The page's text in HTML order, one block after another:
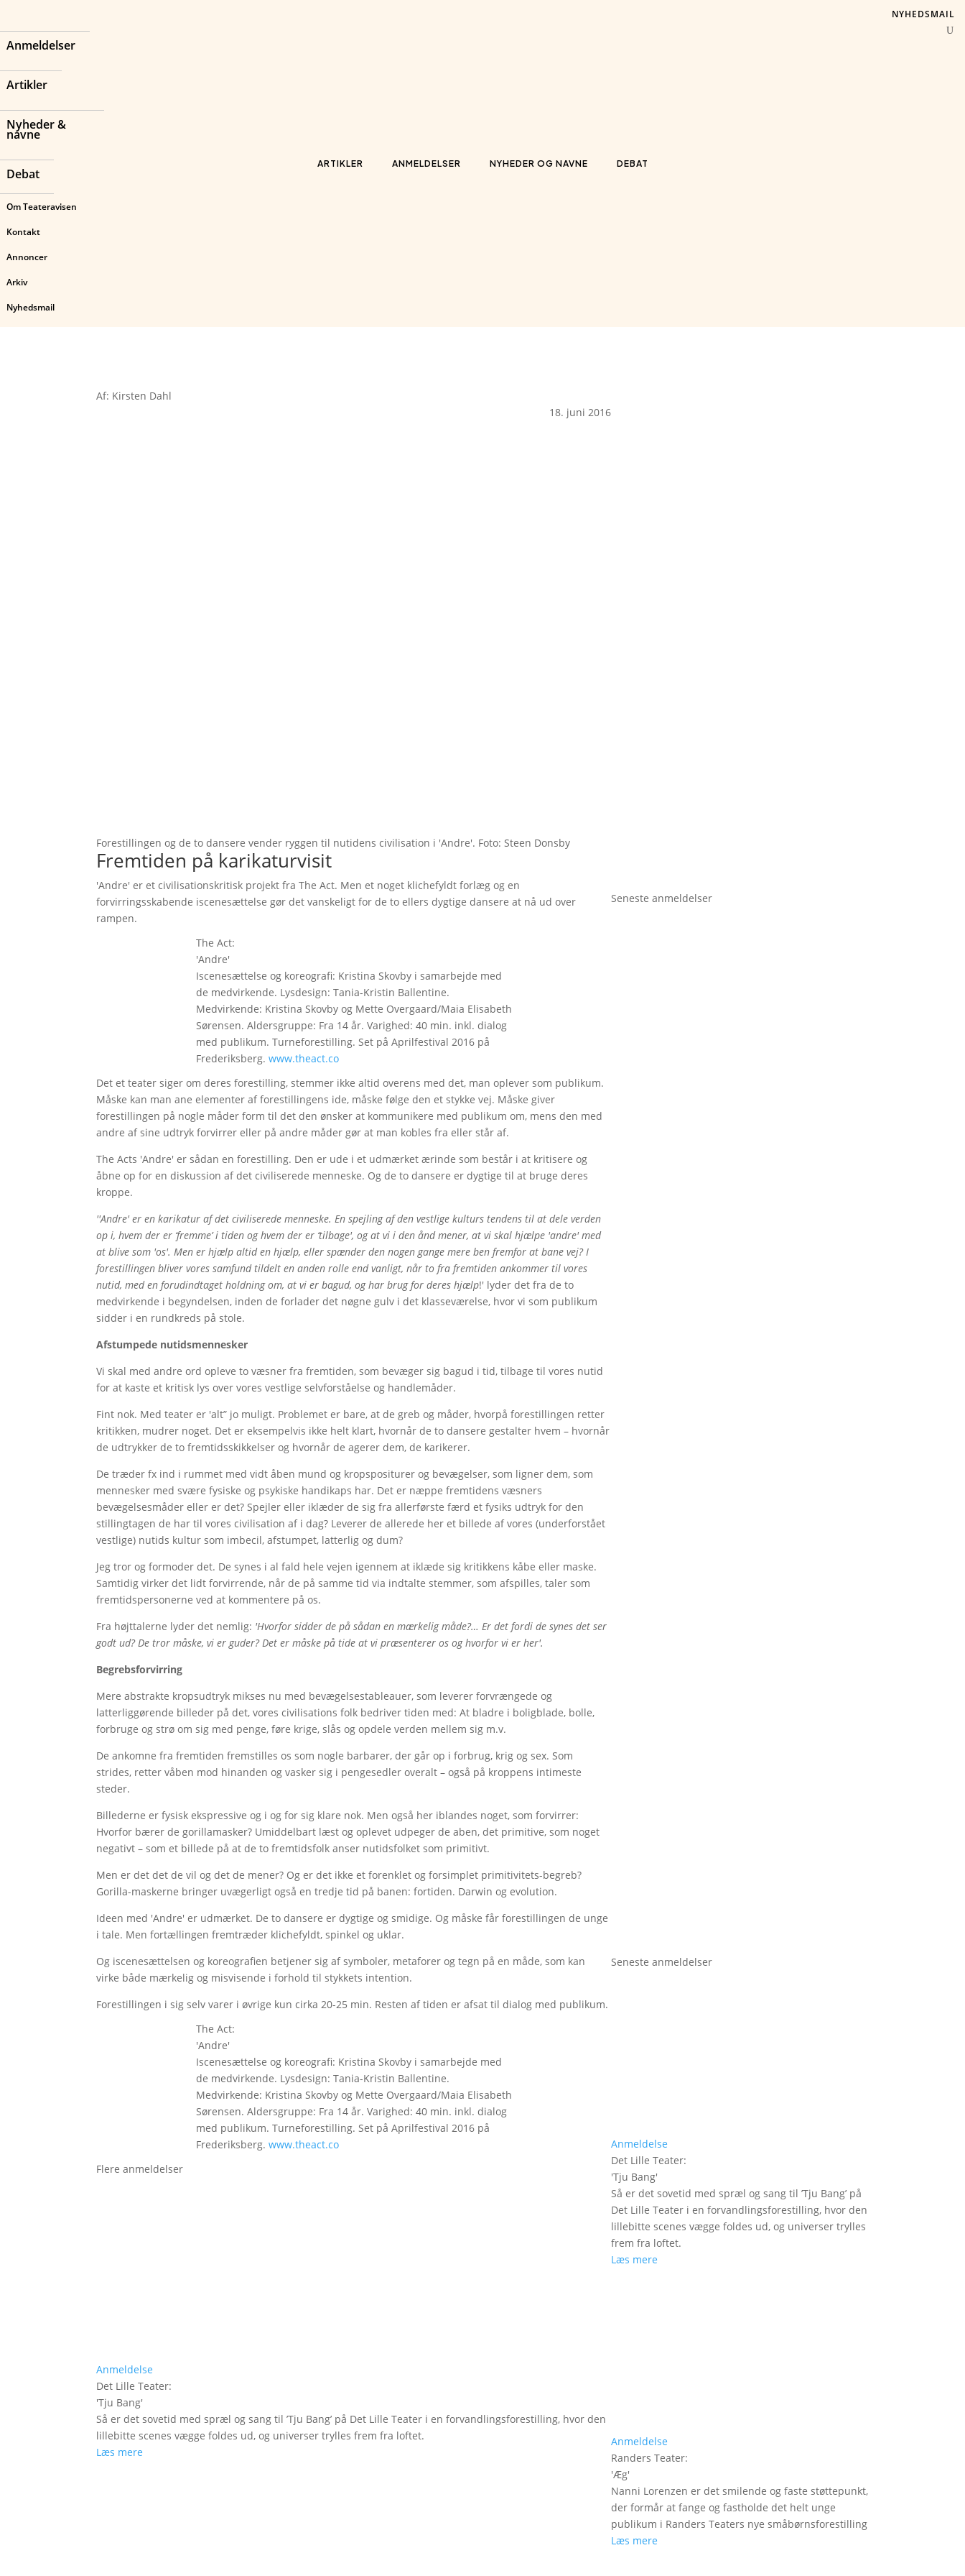
Anmeldelser
Artikler
Nyheder &
navne
Debat
Om Teateravisen
Kontakt
Annoncer
Arkiv
Nyhedsmail
ARTIKLER ANMELDELSER NYHEDER OG NAVNE DEBAT
NYHEDSMAIL
Af: Kirsten Dahl
18. juni 2016
Forestillingen og de to dansere vender ryggen til nutidens civilisation i 'Andre'. Foto: Steen Donsby
Fremtiden på karikaturvisit
'Andre' er et civilisationskritisk projekt fra The Act. Men et noget klichefyldt forlæg og en
forvirringsskabende iscenesættelse gør det vanskeligt for de to ellers dygtige dansere at nå ud over
rampen.
The Act:
'Andre'
Iscenesættelse og koreografi: Kristina Skovby i samarbejde med
de medvirkende. Lysdesign: Tania-Kristin Ballentine.
Medvirkende: Kristina Skovby og Mette Overgaard/Maia Elisabeth
Sørensen. Aldersgruppe: Fra 14 år. Varighed: 40 min. inkl. dialog
med publikum. Turneforestilling. Set på Aprilfestival 2016 på
Frederiksberg. www.theact.co
Det et teater siger om deres forestilling, stemmer ikke altid overens med det, man oplever som publikum.
Måske kan man ane elementer af forestillingens ide, måske følge den et stykke vej. Måske giver
forestillingen på nogle måder form til det den ønsker at kommunikere med publikum om, mens den med
andre af sine udtryk forvirrer eller på andre måder gør at man kobles fra eller står af.
The Acts 'Andre' er sådan en forestilling. Den er ude i et udmærket ærinde som består i at kritisere og
åbne op for en diskussion af det civiliserede menneske. Og de to dansere er dygtige til at bruge deres
kroppe.
''Andre' er en karikatur af det civiliserede menneske. En spejling af den vestlige kulturs tendens til at dele verden
op i, hvem der er ‘fremme’ i tiden og hvem der er ‘tilbage', og at vi i den ånd mener, at vi skal hjælpe 'andre' med
at blive som 'os'. Men er hjælp altid en hjælp, eller spænder den nogen gange mere ben fremfor at bane vej? I
forestillingen bliver vores samfund tildelt en anden rolle end vanligt, når to fra fremtiden ankommer til vores
nutid, med en forudindtaget holdning om, at vi er bagud, og har brug for deres hjælp!' lyder det fra de to
medvirkende i begyndelsen, inden de forlader det nøgne gulv i det klasseværelse, hvor vi som publikum
sidder i en rundkreds på stole.
Afstumpede nutidsmennesker
Vi skal med andre ord opleve to væsner fra fremtiden, som bevæger sig bagud i tid, tilbage til vores nutid
for at kaste et kritisk lys over vores vestlige selvforståelse og handlemåder.
Fint nok. Med teater er 'alt” jo muligt. Problemet er bare, at de greb og måder, hvorpå forestillingen retter
kritikken, mudrer noget. Det er eksempelvis ikke helt klart, hvornår de to dansere gestalter hvem – hvornår
de udtrykker de to fremtidsskikkelser og hvornår de agerer dem, de karikerer.
De træder fx ind i rummet med vidt åben mund og kropspositurer og bevægelser, som ligner dem, som
mennesker med svære fysiske og psykiske handikaps har. Det er næppe fremtidens væsners
bevægelsesmåder eller er det? Spejler eller iklæder de sig fra allerførste færd et fysiks udtryk for den
stillingtagen de har til vores civilisation af i dag? Leverer de allerede her et billede af vores (underforstået
vestlige) nutids kultur som imbecil, afstumpet, latterlig og dum?
Jeg tror og formoder det. De synes i al fald hele vejen igennem at iklæde sig kritikkens kåbe eller maske.
Samtidig virker det lidt forvirrende, når de på samme tid via indtalte stemmer, som afspilles, taler som
fremtidspersonerne ved at kommentere på os.
Fra højttalerne lyder det nemlig: 'Hvorfor sidder de på sådan en mærkelig måde?… Er det fordi de synes det ser
godt ud? De tror måske, vi er guder? Det er måske på tide at vi præsenterer os og hvorfor vi er her'.
Begrebsforvirring
Mere abstrakte kropsudtryk mikses nu med bevægelsestableauer, som leverer forvrængede og
latterliggørende billeder på det, vores civilisations folk bedriver tiden med: At bladre i boligblade, bolle,
forbruge og strø om sig med penge, føre krige, slås og opdele verden mellem sig m.v.
De ankomne fra fremtiden fremstilles os som nogle barbarer, der går op i forbrug, krig og sex. Som
strides, retter våben mod hinanden og vasker sig i pengesedler overalt – også på kroppens intimeste
steder.
Billederne er fysisk ekspressive og i og for sig klare nok. Men også her iblandes noget, som forvirrer:
Hvorfor bærer de gorillamasker? Umiddelbart læst og oplevet udpeger de aben, det primitive, som noget
negativt – som et billede på at de to fremtidsfolk anser nutidsfolket som primitivt.
Men er det det de vil og det de mener? Og er det ikke et forenklet og forsimplet primitivitets-begreb?
Gorilla-maskerne bringer uvægerligt også en tredje tid på banen: fortiden. Darwin og evolution.
Ideen med 'Andre' er udmærket. De to dansere er dygtige og smidige. Og måske får forestillingen de unge
i tale. Men fortællingen fremtræder klichefyldt, spinkel og uklar.
Og iscenesættelsen og koreografien betjener sig af symboler, metaforer og tegn på en måde, som kan
virke både mærkelig og misvisende i forhold til stykkets intention.
Forestillingen i sig selv varer i øvrige kun cirka 20-25 min. Resten af tiden er afsat til dialog med publikum.
The Act:
'Andre'
Iscenesættelse og koreografi: Kristina Skovby i samarbejde med
de medvirkende. Lysdesign: Tania-Kristin Ballentine.
Medvirkende: Kristina Skovby og Mette Overgaard/Maia Elisabeth
Sørensen. Aldersgruppe: Fra 14 år. Varighed: 40 min. inkl. dialog
med publikum. Turneforestilling. Set på Aprilfestival 2016 på
Frederiksberg. www.theact.co
Flere anmeldelser
Anmeldelse
Det Lille Teater:
'Tju Bang'
Så er det sovetid med spræl og sang til ’Tju Bang’ på Det Lille Teater i en forvandlingsforestilling, hvor den
lillebitte scenes vægge foldes ud, og universer trylles frem fra loftet.
Læs mere
Seneste anmeldelser
Seneste anmeldelser
Anmeldelse
Det Lille Teater:
'Tju Bang'
Så er det sovetid med spræl og sang til ’Tju Bang’ på
Det Lille Teater i en forvandlingsforestilling, hvor den
lillebitte scenes vægge foldes ud, og universer trylles
frem fra loftet.
Læs mere
Anmeldelse
Randers Teater:
'Æg'
Nanni Lorenzen er det smilende og faste støttepunkt,
der formår at fange og fastholde det helt unge
publikum i Randers Teaters nye småbørnsforestilling
Læs mere